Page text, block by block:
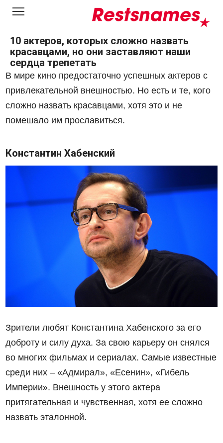
Перейти
10 актеров, которых сложно назвать
красавцами, но они заставляют наши
сердца трепетать
В мире кино предостаточно успешных актеров с
привлекательной внешностью. Но есть и те, кого
сложно назвать красавцами, хотя это и не
помешало им прославиться.
Константин Хабенский
Зрители любят Константина Хабенского за его
доброту и силу духа. За свою карьеру он снялся
во многих фильмах и сериалах. Самые известные
среди них – «Адмирал», «Есенин», «Гибель
Империи». Внешность у этого актера
притягательная и чувственная, хотя ее сложно
назвать эталонной.